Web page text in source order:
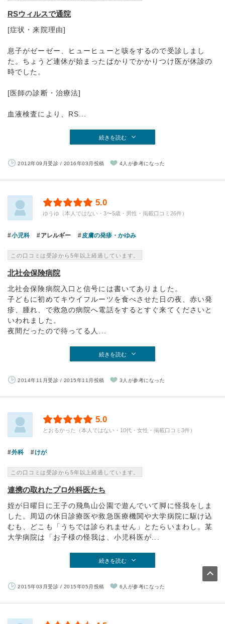
RSウィルスで通院
[症状・来院理由]
息子がゼーゼー、ヒューヒューと咳をするので受診しまし
た。ちょうど連休が始まったばかりでかかりつけ医が休診の
時でした。
[医師の診断・治療法]
血液検査により、RS...
続きを読む
2012年09月受診 / 2016年03月投稿 4人が参考になった
5.0
ゆうゆ（本人ではない・3〜5歳・男性・掲載口コミ26件）
小児科 アレルギー 皮膚の発疹・かゆみ
この口コミは受診から5年以上経過しています。
北社会保険病院
北社会保険病院入口と信号には書いてありました。
子どもに初めてキウイフルーツを食べさせた日の夜、赤い発
疹、腫れ、で救急の病院へ電話をするとすぐ来てくださいと
いわれました。
夜間だったので待ってる人...
続きを読む
2014年11月受診 / 2015年11月投稿 3人が参考になった
5.0
とおるかった（本人ではない・10代・女性・掲載口コミ3件）
外科 けが
この口コミは受診から5年以上経過しています。
連携の取れたプロ外科医たち
姪が日曜日に王子の飛鳥山公園で遊んでいて脚に怪我をしま
した。周辺の休日診療医や救急医療機関や大学病院に駆け込
むも、どこも「うちでは診られません」とたらいまわし。某
大学病院は「お子様の怪我は、小児科医が...
続きを読む
2015年03月受診 / 2015年05月投稿 6人が参考になった